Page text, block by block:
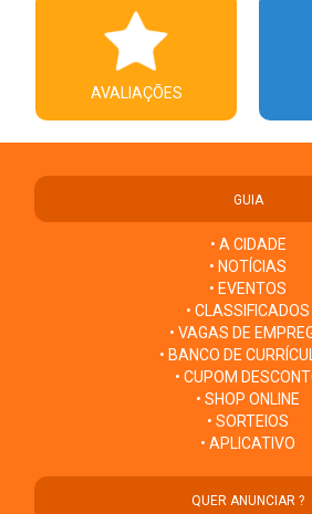
AVALIAÇÕES
GUIA
• A CIDADE
• NOTÍCIAS
• EVENTOS
• CLASSIFICADOS
• VAGAS DE
• BANCO DE
• CUPOM
• SHOP ONLINE
• SORTEIOS
• APLICATIVO
QUER ANUNCIAR ?